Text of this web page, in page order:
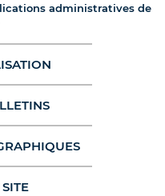
administratives de